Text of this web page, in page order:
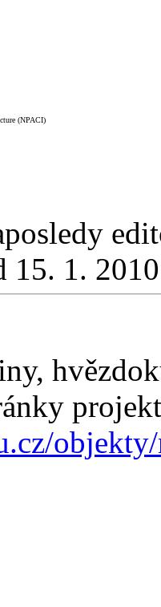
(NPACI)
15. 1.